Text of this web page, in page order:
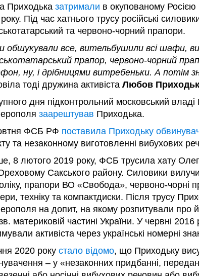
Приходька затримали в окупованому
Під час хатнього трусу російські
та червоно-чорний прапори.
обшукували все, вительбушили всі шафи,
прапор, червоно-чорний
ну, і дрібницями витребеньки. А потім
тоді дружина активіста Любов
дня підконтрольний московський владі
заарештував Приходька.
ФСБ РФ поставила Приходьку
та незаконному виготовленні вибухових
8 лютого 2019 року, ФСБ трусила хату
Сакського району. Силовики
прапори ВО «Свобода», червоно-чорні
техніку та компактдиски. Після трусу
на допит, на якому розпитували про
материковій частині України. У червні 2016
активіста через українські номерні
2020 року стало відомо, що Приходьку
– у «незаконних придбанні,